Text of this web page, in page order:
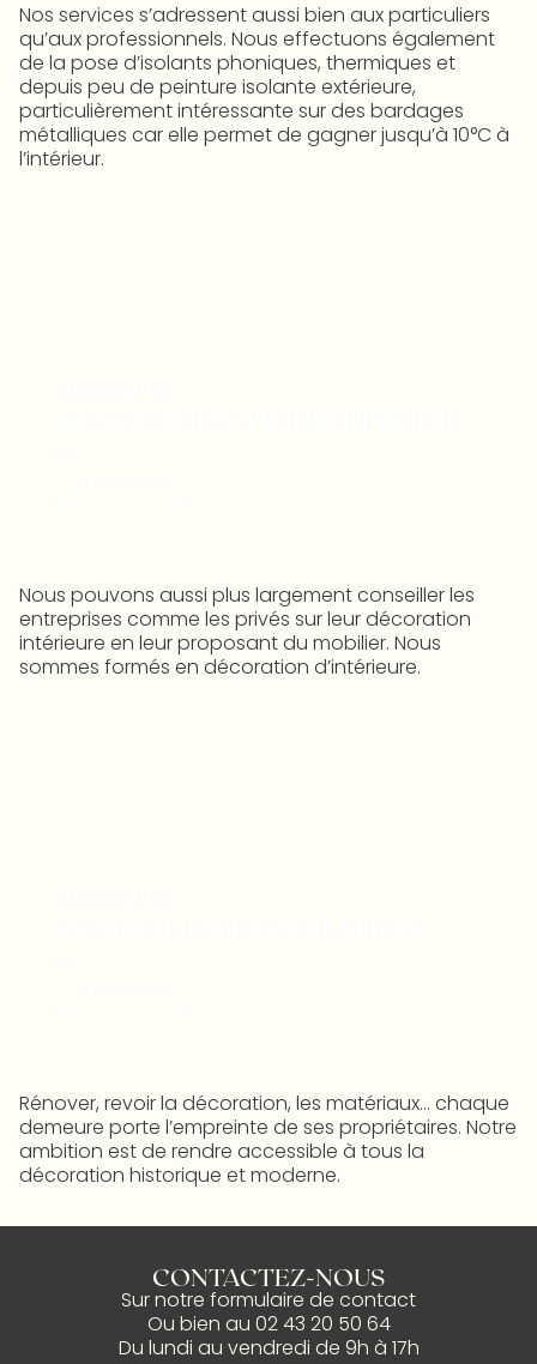
Nos services s’adressent aussi bien aux particuliers
qu’aux professionnels. Nous effectuons également
de la pose d’isolants phoniques, thermiques et
depuis peu de peinture isolante extérieure,
particulièrement intéressante sur des bardages
métalliques car elle permet de gagner jusqu’à 10°C à
l’intérieur.
Nous pouvons aussi plus largement conseiller les
entreprises comme les privés sur leur décoration
intérieure en leur proposant du mobilier. Nous
sommes formés en décoration d’intérieure.
Rénover, revoir la décoration, les matériaux… chaque
demeure porte l’empreinte de ses propriétaires. Notre
ambition est de rendre accessible à tous la
décoration historique et moderne.
CONTACTEZ-NOUS
Sur notre formulaire de contact
Ou bien au 02 43 20 50 64
Du lundi au vendredi de 9h à 17h